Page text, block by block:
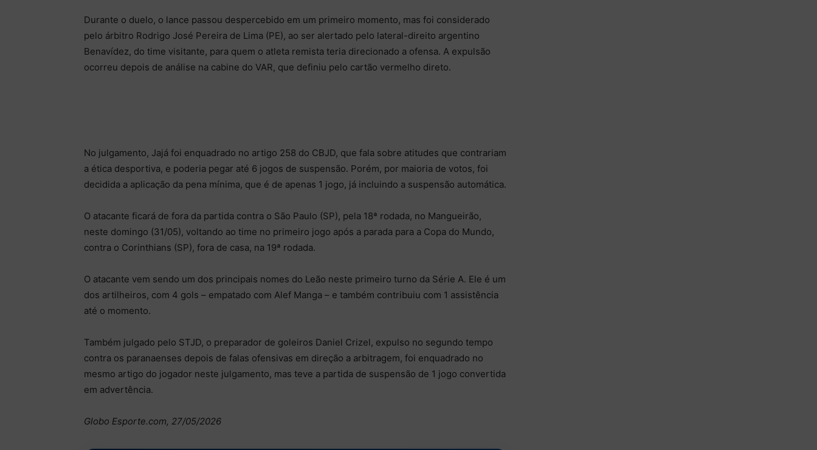
Durante o duelo, o lance passou despercebido em um primeiro momento, mas foi considerado
pelo árbitro Rodrigo José Pereira de Lima (PE), ao ser alertado pelo lateral-direito argentino
Benavídez, do time visitante, para quem o atleta remista teria direcionado a ofensa. A expulsão
ocorreu depois de análise na cabine do VAR, que definiu pelo cartão vermelho direto.
No julgamento, Jajá foi enquadrado no artigo 258 do CBJD, que fala sobre atitudes que contrariam
a ética desportiva, e poderia pegar até 6 jogos de suspensão. Porém, por maioria de votos, foi
decidida a aplicação da pena mínima, que é de apenas 1 jogo, já incluindo a suspensão automática.
O atacante ficará de fora da partida contra o São Paulo (SP), pela 18ª rodada, no Mangueirão,
neste domingo (31/05), voltando ao time no primeiro jogo após a parada para a Copa do Mundo,
contra o Corinthians (SP), fora de casa, na 19ª rodada.
O atacante vem sendo um dos principais nomes do Leão neste primeiro turno da Série A. Ele é um
dos artilheiros, com 4 gols – empatado com Alef Manga – e também contribuiu com 1 assistência
até o momento.
Também julgado pelo STJD, o preparador de goleiros Daniel Crizel, expulso no segundo tempo
contra os paranaenses depois de falas ofensivas em direção a arbitragem, foi enquadrado no
mesmo artigo do jogador neste julgamento, mas teve a partida de suspensão de 1 jogo convertida
em advertência.
Globo Esporte.com, 27/05/2026